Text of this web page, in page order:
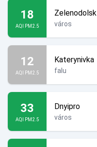
18
AQI PM2.5
Zelenodolsk
város
12
AQI PM2.5
Katerynivka
falu
33
AQI PM2.5
Dnyipro
város